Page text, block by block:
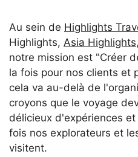
Au sein de Highlights
Highlights, Asia Highlights
notre mission est "Créer
la fois pour nos clients et
cela va au-delà de
croyons que le voyage
délicieux d'expériences
fois nos explorateurs et
visitent.